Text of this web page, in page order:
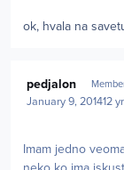
ok, hvala na
pedjalon
January 9, 201412 yr
Imam jedno